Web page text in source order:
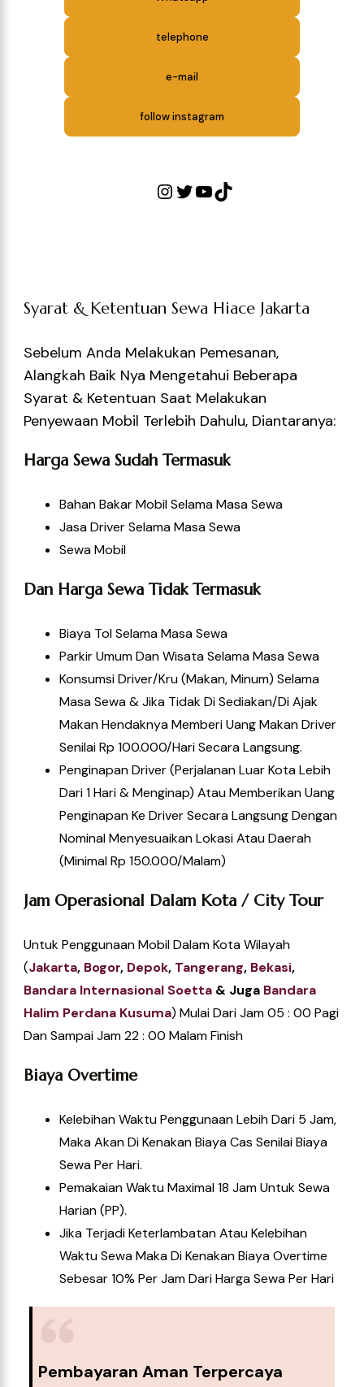
telephone
e-mail
follow instagram
Syarat & Ketentuan Sewa Hiace Jakarta
Sebelum Anda Melakukan Pemesanan,
Alangkah Baik Nya Mengetahui Beberapa
Syarat & Ketentuan Saat Melakukan
Penyewaan Mobil Terlebih Dahulu, Diantaranya:
Harga Sewa Sudah Termasuk
Bahan Bakar Mobil Selama Masa Sewa
Jasa Driver Selama Masa Sewa
Sewa Mobil
Dan Harga Sewa Tidak Termasuk
Biaya Tol Selama Masa Sewa
Parkir Umum Dan Wisata Selama Masa Sewa
Konsumsi Driver/kru (Makan, Minum) Selama
Masa Sewa & Jika Tidak Di Sediakan/di Ajak
Makan Hendaknya Memberi Uang Makan Driver
Senilai Rp 100.000/hari Secara Langsung.
Penginapan Driver (perjalanan Luar Kota Lebih
Dari 1 Hari & Menginap) Atau Memberikan Uang
Penginapan Ke Driver Secara Langsung Dengan
Nominal Menyesuaikan Lokasi Atau Daerah
(Minimal Rp 150.000/Malam)
Jam Operasional Dalam Kota / City Tour
Untuk Penggunaan Mobil Dalam Kota Wilayah
(Jakarta, Bogor, Depok, Tangerang, Bekasi,
BaNdara Internasional Soetta & Juga Bandara
Halim Perdana Kusuma) Mulai Dari Jam 05 : 00 Pagi
Dan Sampai Jam 22 : 00 Malam Finish
Biaya Overtime
Kelebihan Waktu Penggunaan Lebih Dari 5 Jam,
Maka Akan Di Kenakan Biaya Cas Senilai Biaya
Sewa Per Hari.
Pemakaian Waktu Maximal 18 Jam Untuk Sewa
Harian (PP).
Jika Terjadi Keterlambatan Atau Kelebihan
Waktu Sewa Maka Di Kenakan Biaya Overtime
Sebesar 10% Per Jam Dari Harga Sewa Per Hari
Pembayaran Aman Terpercaya